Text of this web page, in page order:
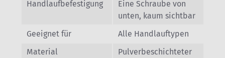
Handlaufbefestigung
Eine Schraube von
unten, kaum sichtbar
Geeignet für
Alle Handlauftypen
Material
Pulverbeschichteter